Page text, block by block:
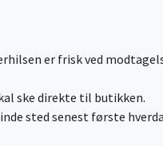
er frisk ved
ske direkte til butikken.
sted senest første